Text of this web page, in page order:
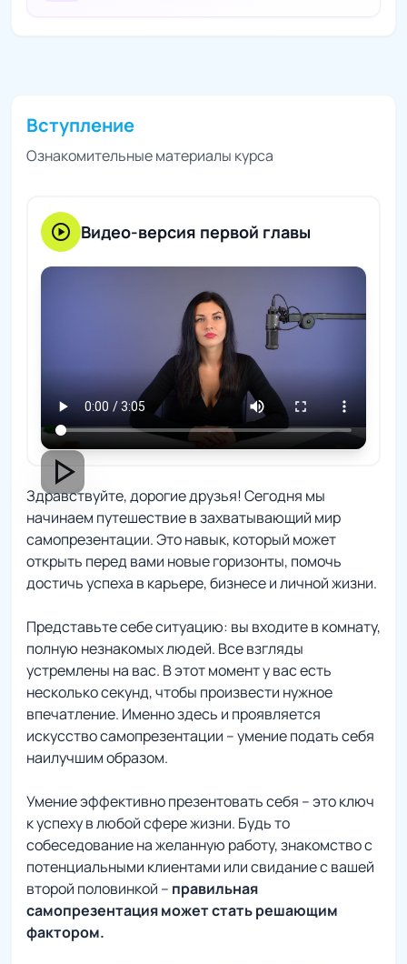
Вступление
Ознакомительные материалы курса
play_circle Видео-версия первой главы
play_arrow
Здравствуйте, дорогие друзья! Сегодня мы
начинаем путешествие в захватывающий мир
самопрезентации. Это навык, который может
открыть перед вами новые горизонты, помочь
достичь успеха в карьере, бизнесе и личной жизни.
Представьте себе ситуацию: вы входите в комнату,
полную незнакомых людей. Все взгляды
устремлены на вас. В этот момент у вас есть
несколько секунд, чтобы произвести нужное
впечатление. Именно здесь и проявляется
искусство самопрезентации – умение подать себя
наилучшим образом.
Умение эффективно презентовать себя – это ключ
к успеху в любой сфере жизни. Будь то
собеседование на желанную работу, знакомство с
потенциальными клиентами или свидание с вашей
второй половинкой – правильная
самопрезентация может стать решающим
фактором.